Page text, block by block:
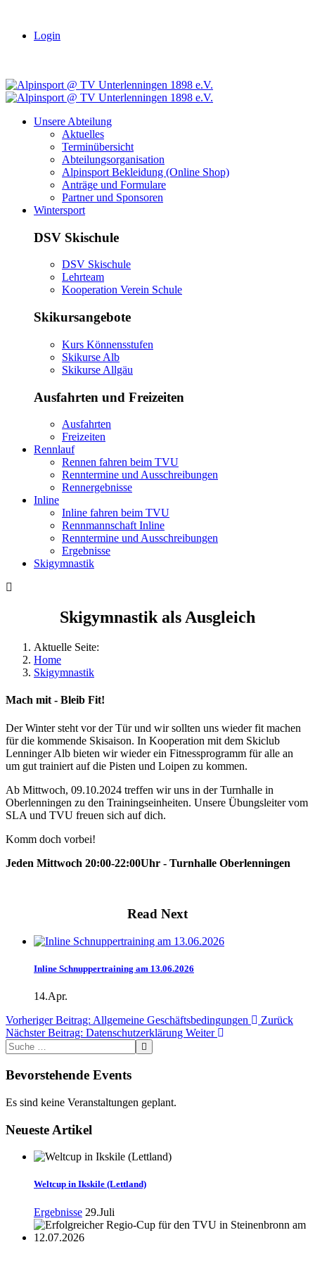
Login
Unsere Abteilung
Aktuelles
Terminübersicht
Abteilungsorganisation
Alpinsport Bekleidung (Online Shop)
Anträge und Formulare
Partner und Sponsoren
Wintersport
DSV Skischule
DSV Skischule
Lehrteam
Kooperation Verein Schule
Skikursangebote
Kurs Könnensstufen
Skikurse Alb
Skikurse Allgäu
Ausfahrten und Freizeiten
Ausfahrten
Freizeiten
Rennlauf
Rennen fahren beim TVU
Renntermine und Ausschreibungen
Rennergebnisse
Inline
Inline fahren beim TVU
Rennmannschaft Inline
Renntermine und Ausschreibungen
Ergebnisse
Skigymnastik
Skigymnastik als Ausgleich
Aktuelle Seite:
Home
Skigymnastik
Mach mit - Bleib Fit!
Der Winter steht vor der Tür und wir sollten uns wieder fit machen
für die kommende Skisaison. In Kooperation mit dem Skiclub
Lenninger Alb bieten wir wieder ein Fitnessprogramm für alle an
um gut trainiert auf die Pisten und Loipen zu kommen.
Ab Mittwoch, 09.10.2024 treffen wir uns in der Turnhalle in
Oberlenningen zu den Trainingseinheiten. Unsere Übungsleiter vom
SLA und TVU freuen sich auf dich.
Komm doch vorbei!
Jeden Mittwoch 20:00-22:00Uhr - Turnhalle Oberlenningen
Read Next
Inline Schnuppertraining am 13.06.2026
14.Apr.
Vorheriger Beitrag: Allgemeine Geschäftsbedingungen
Zurück
Nächster Beitrag: Datenschutzerklärung Weiter
Bevorstehende Events
Es sind keine Veranstaltungen geplant.
Neueste Artikel
Weltcup in Ikskile (Lettland)
Ergebnisse 29.Juli